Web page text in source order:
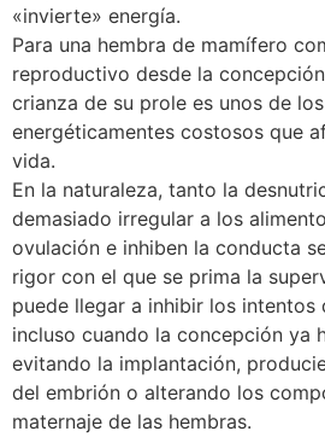
«invierte» energía.
Para una hembra de mamífero
reproductivo desde la
crianza de su prole es unos de
energéticamentes costosos que
vida.
En la naturaleza, tanto la
demasiado irregular a los
ovulación e inhiben la conducta
rigor con el que se prima la
puede llegar a inhibir los intentos
incluso cuando la concepción ya
evitando la implantación,
del embrión o alterando los
maternaje de las hembras.